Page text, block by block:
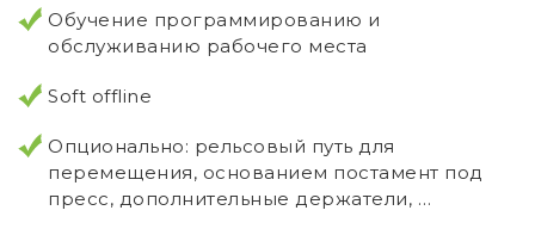
Обучение программированию и
обслуживанию рабочего места
Soft offline
Опционально: рельсовый путь для
перемещения, основанием постамент под
пресс, дополнительные держатели, …